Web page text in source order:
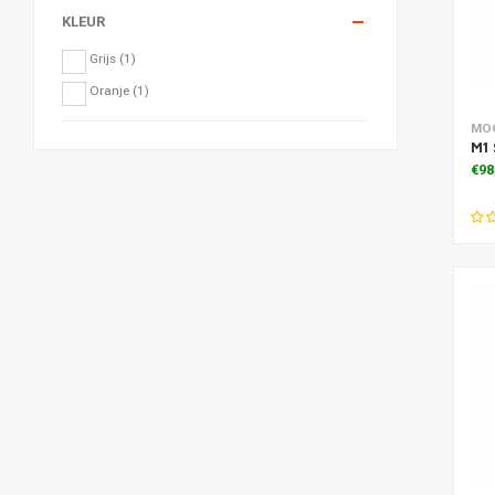
KLEUR
Grijs (1)
Oranje (1)